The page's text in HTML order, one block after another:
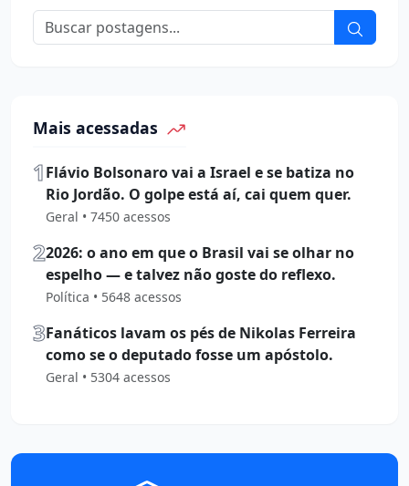
Mais acessadas
1Flávio Bolsonaro vai a Israel e se batiza no
Rio Jordão. O golpe está aí, cai quem quer.
Geral • 7450 acessos
22026: o ano em que o Brasil vai se olhar no
espelho — e talvez não goste do reflexo.
Política • 5648 acessos
3Fanáticos lavam os pés de Nikolas Ferreira
como se o deputado fosse um apóstolo.
Geral • 5304 acessos